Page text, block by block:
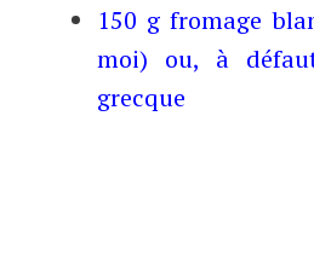
150 g fromage
moi) ou, à
grecque